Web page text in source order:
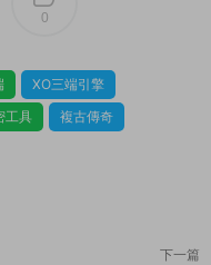
0
XO三端引擎
工具
複古傳奇
下一篇